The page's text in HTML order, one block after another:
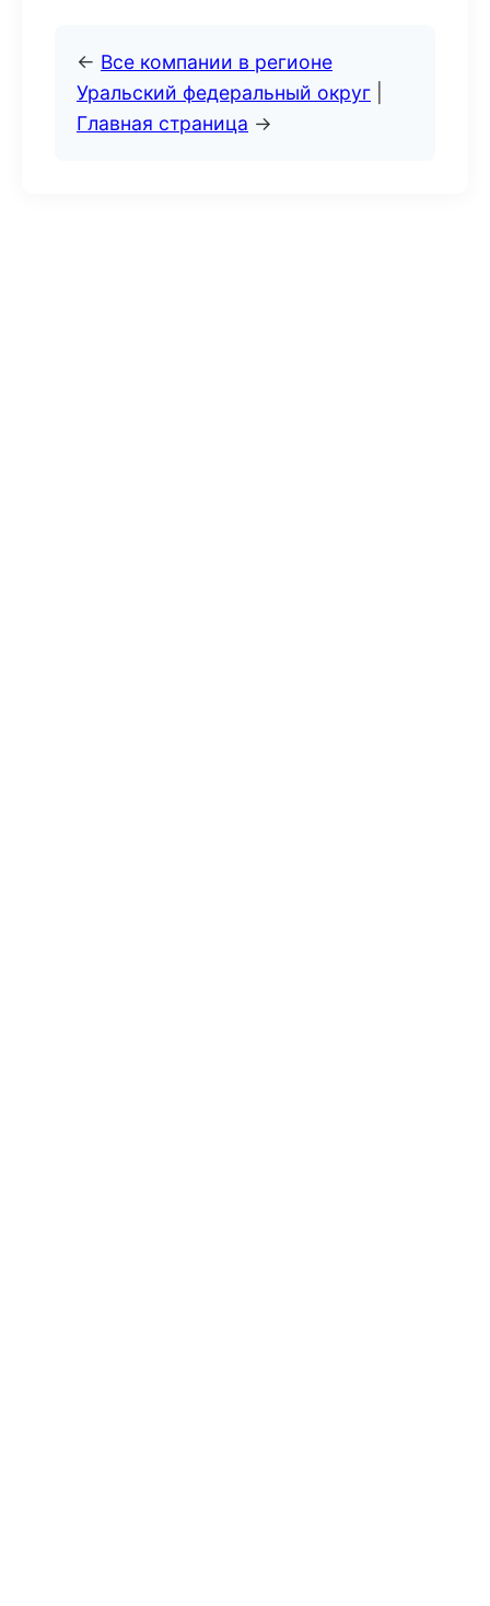
← Все компании в регионе
Уральский федеральный округ
Главная страница →